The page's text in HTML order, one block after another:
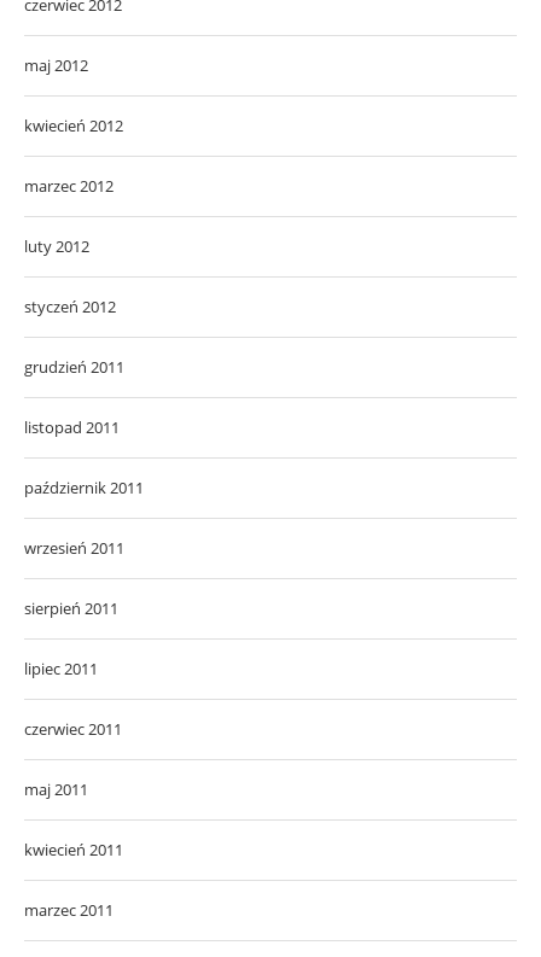
czerwiec 2012
maj 2012
kwiecień 2012
marzec 2012
luty 2012
styczeń 2012
grudzień 2011
listopad 2011
październik 2011
wrzesień 2011
sierpień 2011
lipiec 2011
czerwiec 2011
maj 2011
kwiecień 2011
marzec 2011